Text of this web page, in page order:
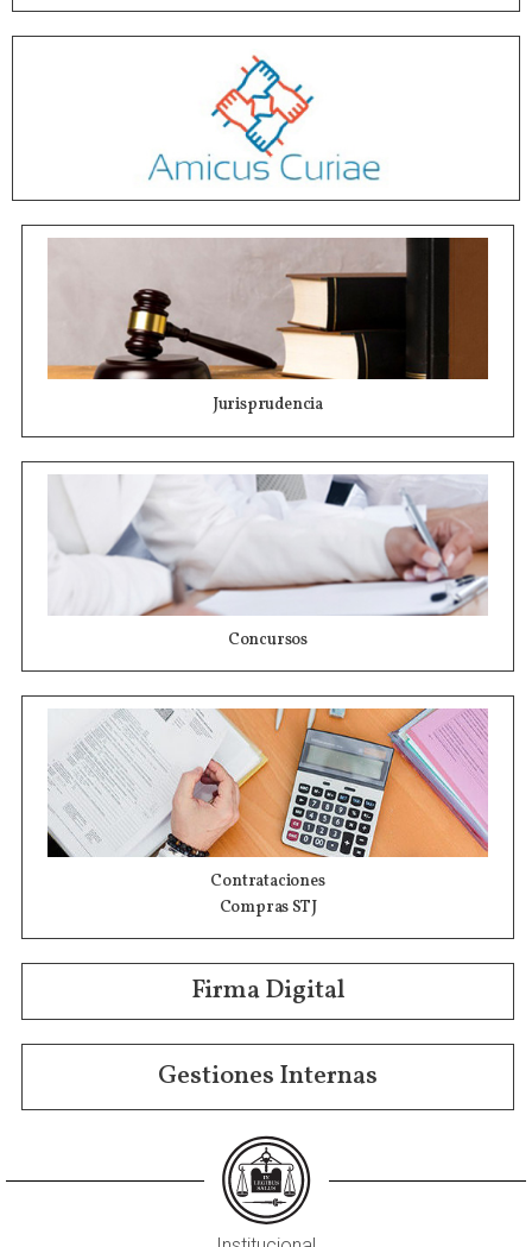
Jurisprudencia
Concursos
Contrataciones
Compras STJ
Firma Digital
Gestiones Internas